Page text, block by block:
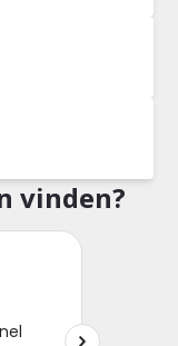
vinden?